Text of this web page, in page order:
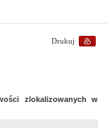
Drukuj
zlokalizowanych w